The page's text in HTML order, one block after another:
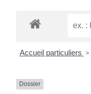
Accueil particuliers >
Dossier